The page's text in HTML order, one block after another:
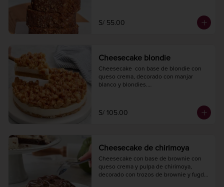
S/ 55.00
Cheesecake blondie
Cheesecake  con base de blondie con
queso crema, decorado con manjar
blanco y blondies.
S/ 105.00
Cheesecake de chirimoya
Cheesecake con base de brownie con
queso crema y pulpa de chirimoya,
decorado con trozos de brownie y fugde.